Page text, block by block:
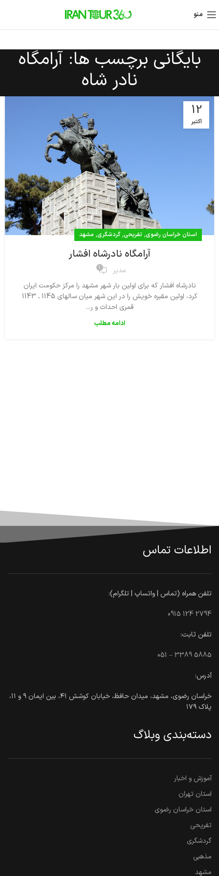
منو
بایگانی برچسب ها: آرامگاه
نادر شاه
12
اکتبر
استان خراسان رضوی, تفریحی,گردشگری, مشهد
آرامگاه نادرشاه افشار
مدیر 1
نادرشاه افشار كه براى اولين بار شهر مشهد را مركز حكومت ايران
كرد، اولين مقبره خويش را در اين شهر ميان سالهاى 1145 ـ 1143
قمرى احداث و ر...
ادامه مطلب
اطلاعات تماس
تلفن همراه (تماس | واتساپ | تلگرام):
0915 124 2794
تلفن ثابت:
051 – 3389 5885
آدرس:
خراسان رضوی، مشهد، میدان حافظ، خیابان کوشش ۴۱، بین ایمان ۹ و ۱۱،
پلاک ۱۷۹
دسته‌بندی وبلاگ
آموزش و اخبار
استان تهران
استان خراسان رضوی
تفریحی
گردشگری
مذهبی
مشهد